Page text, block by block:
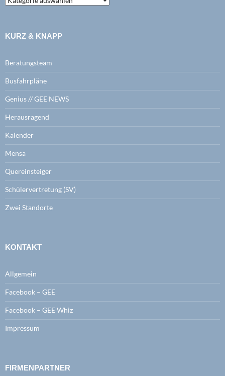
mir
KURZ & KNAPP
Beratungsteam
Busfahrpläne
Genius // GEE NEWS
Herausragend
Kalender
Mensa
Quereinsteiger
Schülervertretung (SV)
Zwei Standorte
KONTAKT
Allgemein
Facebook – GEE
Facebook – GEE Whiz
Impressum
FIRMENPARTNER